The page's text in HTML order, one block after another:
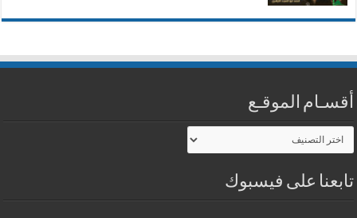
أقسـام الموقـع
أقسـام
الموقـع
تابعنا على فيسبوك